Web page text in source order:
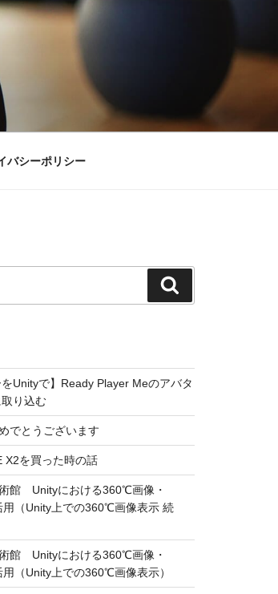
バシーポリシー
索
をUnityで】Ready Player Meのアバタ
り込む
でとうございます
X2を買った時の話
館 Unityにおける360℃画像・
用（Unity上での360℃画像表示 続
館 Unityにおける360℃画像・
（Unity上での360℃画像表示）